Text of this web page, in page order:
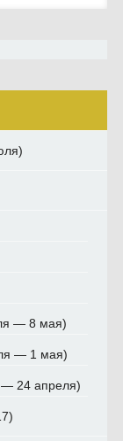
— 8 мая)
— 1 мая)
— 24 апреля)